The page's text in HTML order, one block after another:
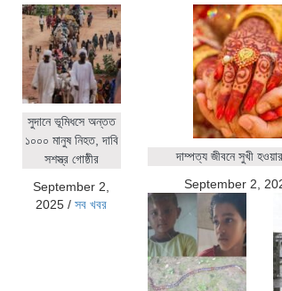
সুদানে ভূমিধসে অন্তত
১০০০ মানুষ নিহত, দাবি
সশস্ত্র গোষ্ঠীর
September 2,
2025 /সব খবর
দাম্পত্য জীবনে সুখী
September 2,